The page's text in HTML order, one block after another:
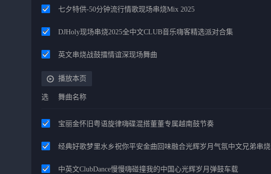
七夕特供-50分钟流行情歌现场串烧Mix 2025
DJHoly现场串烧2025全中文CLUB音乐嗨客精选派对合集
英文串烧战鼓擂情谊深现场舞曲
播放本页
选 舞曲名称
宝丽金怀旧粤语旋律嗨碟混搭董董专属越南鼓节奏
经典好歌梦里水乡祝你平安金曲回味融合光辉岁月气氛中文兄弟串烧
中英文ClubDance慢慢嗨碰撞我的中国心光辉岁月弹鼓车载